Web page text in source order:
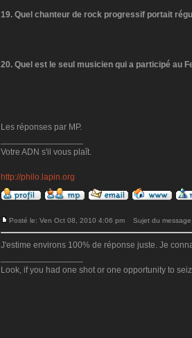
19. Quel chanteur de rock progressif portait
20. Quel est le seul musicien qui a participé au
Les réponses par MP.
Votre ADN s'il vous plaît.
http://philo.lapin.org
Posté le: Ven Oct 08, 2010 4:06 pm Sujet du
J'estime environs 100% de réponse juste. Je
Look, if you had one shot or one opportunity to